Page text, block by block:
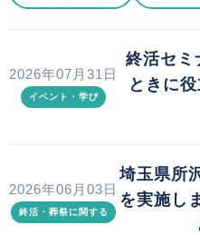
2026年07月31日
イベント・学び
終活セミ
ときに
2026年06月03日
終活・葬祭に関する
埼玉県所
を実施し